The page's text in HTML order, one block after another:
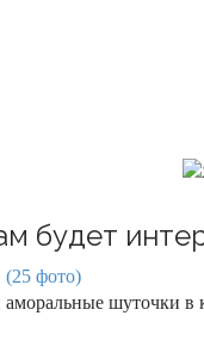
будет
фото)
шуточки в